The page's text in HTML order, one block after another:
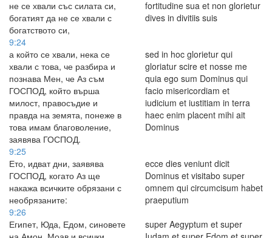
не се хвали със силата си,
богатият да не се хвали с
богатството си,
fortitudine sua et non glorietur
dives in divitiis suis
9:24
а който се хвали, нека се
хвали с това, че разбира и
познава Мен, че Аз съм
ГОСПОД, който върша
милост, правосъдие и
правда на земята, понеже в
това имам благоволение,
заявява ГОСПОД.
sed in hoc glorietur qui
gloriatur scire et nosse me
quia ego sum Dominus qui
facio misericordiam et
iudicium et iustitiam in terra
haec enim placent mihi ait
Dominus
9:25
Ето, идват дни, заявява
ГОСПОД, когато Аз ще
накажа всичките обрязани с
необрязаните:
ecce dies veniunt dicit
Dominus et visitabo super
omnem qui circumcisum habet
praeputium
9:26
Египет, Юда, Едом, синовете
super Aegyptum et super